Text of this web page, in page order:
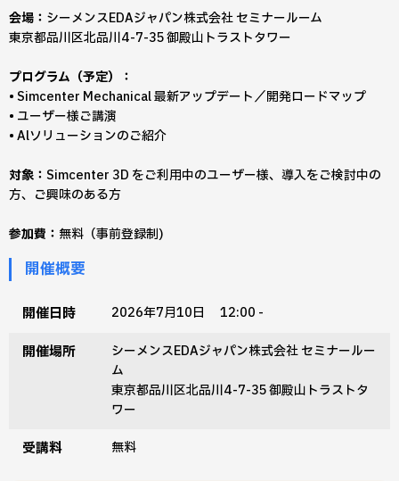
会場： シーメンスEDAジャパン株式会社 セミナールーム
東京都品川区北品川4-7-35 御殿山トラストタワー
プログラム（予定）：
• Simcenter Mechanical 最新アップデート／開発ロードマップ
• ユーザー様ご講演
• Alソリューションのご紹介
対象： Simcenter 3D をご利用中のユーザー様、導入をご検討中の
方、ご興味のある方
参加費： 無料（事前登録制)
開催概要
開催日時 2026年7月10日 12:00 -
開催場所
シーメンスEDAジャパン株式会社 セミナールー
ム
東京都品川区北品川4-7-35 御殿山トラストタ
ワー
受講料 無料